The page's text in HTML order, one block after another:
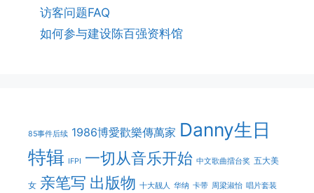
访客问题FAQ
如何参与建设陈百强资料馆
85事件后续 1986博愛歡樂傳萬家 Danny生日
特辑 IFPI 一切从音乐开始 中文歌曲擂台奖 五大美
女 亲笔写 出版物 十大靓人 华纳 卡带 周梁淑怡 唱片套装